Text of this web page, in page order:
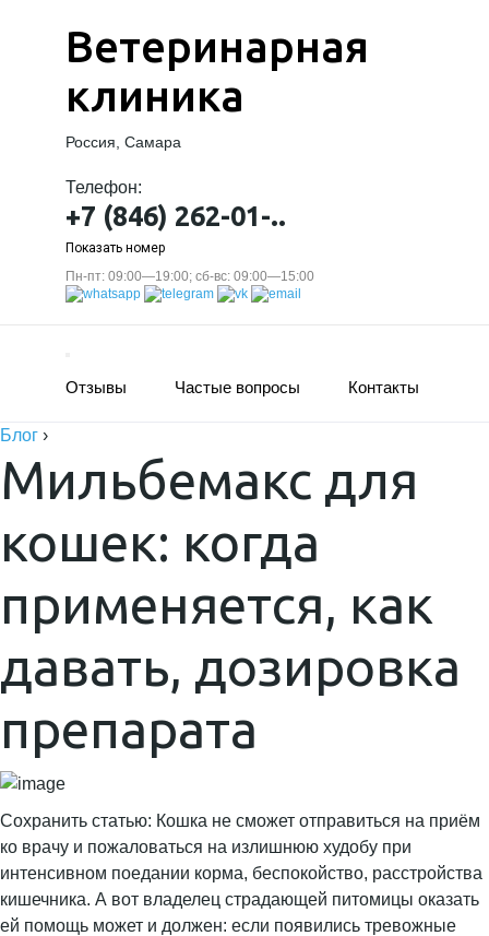
Ветеринарная
клиника
Россия, Самара
Телефон:
+7 (846) 262-01-..
Показать номер
Пн-пт: 09:00—19:00; сб-вс: 09:00—15:00
Отзывы Частые вопросы Контакты
Блог ›
Мильбемакс для
кошек: когда
применяется, как
давать, дозировка
препарата
Сохранить статью: Кошка не сможет отправиться на приём
ко врачу и пожаловаться на излишнюю худобу при
интенсивном поедании корма, беспокойство, расстройства
кишечника. А вот владелец страдающей питомицы оказать
ей помощь может и должен: если появились тревожные